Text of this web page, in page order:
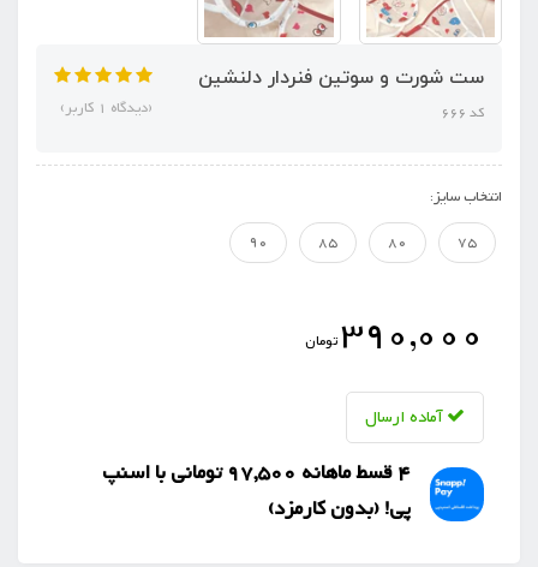
ست شورت و سوتین فنردار دلنشین
کد 666 (دیدگاه 1 کاربر)
انتخاب سایز:
75
80
85
90
390,000تومان
آماده ارسال
4 قسط ماهانه 97,500 تومانی با اسنپ
‌پی! (بدون کارمزد)